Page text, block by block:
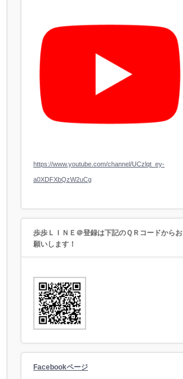
https://www.youtube.com/channel/UCzlqt_ey-
a0XDFXbQzW2uCg
歩歩ＬＩＮＥ＠登録は下記のＱＲコードからお
願いします！
Facebookページ